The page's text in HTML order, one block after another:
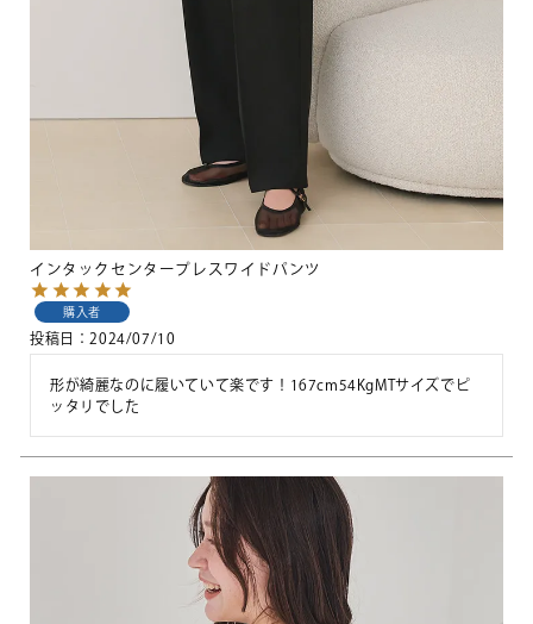
インタックセンタープレスワイドパンツ
購入者
投稿日 2024/07/10
形が綺麗なのに履いていて楽です！167cm54KgMTサイズでピ
ッタリでした